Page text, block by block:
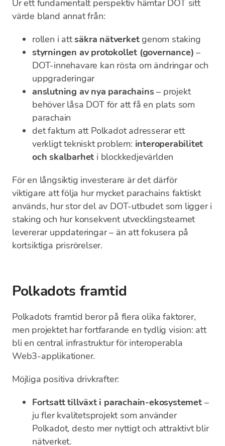
Ur ett fundamentalt perspektiv hämtar DOT sitt
värde bland annat från:
rollen i attsäkra nätverketgenom staking
styrningen av protokollet (governance) –
DOT-innehavare kan rösta om ändringar och
uppgraderingar
anslutning av nya parachains – projekt
behöver låsa DOT för att få en plats som
parachain
det faktum att Polkadot adresserar ett
verkligt tekniskt problem: interoperabilitet
och skalbarhet i blockkedjevärlden
För en långsiktig investerare är det därför
viktigare att följa hur mycket parachains faktiskt
används, hur stor del av DOT-utbudet som ligger i
staking och hur konsekvent utvecklingsteamet
levererar uppdateringar – än att fokusera på
kortsiktiga prisrörelser.
Polkadots framtid
Polkadots framtid beror på flera olika faktorer,
men projektet har fortfarande en tydlig vision: att
bli en central infrastruktur för interoperabla
Web3-applikationer.
Möjliga positiva drivkrafter:
Fortsatt tillväxt i parachain-ekosystemet–
ju fler kvalitetsprojekt som använder
Polkadot, desto mer nyttigt och attraktivt blir
nätverket.